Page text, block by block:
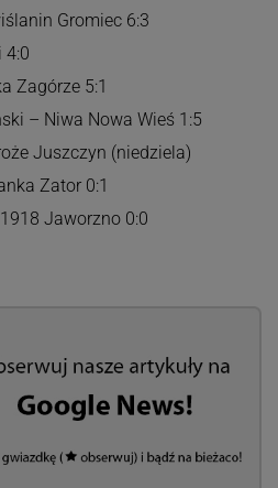
Gromiec 6:3
4:0
Zagórze 5:1
– Niwa Nowa Wieś 1:5
Juszczyn (niedziela)
Zator 0:1
Jaworzno 0:0